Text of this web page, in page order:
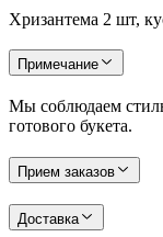
Хризантема 2 шт,
Примечание
Мы соблюдаем
готового букета.
Прием заказов
Доставка